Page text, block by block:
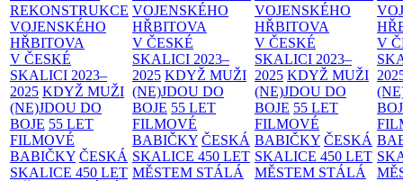
REKONSTRUKCE
VOJENSKÉHO
HŘBITOVA
V ČESKÉ
SKALICI 2023–
2025 KDYŽ MUŽI
(NE)JDOU DO
BOJE 55 LET
FILMOVÉ
BABIČKY ČESKÁ
SKALICE 450 LET
VOJENSKÉHO
HŘBITOVA
V ČESKÉ
SKALICI 2023–
2025 KDYŽ MUŽI
(NE)JDOU DO
BOJE 55 LET
FILMOVÉ
BABIČKY ČESKÁ
SKALICE 450 LET
MĚSTEM STÁLÁ
VOJENSKÉHO
HŘBITOVA
V ČESKÉ
SKALICI 2023–
2025 KDYŽ MUŽI
(NE)JDOU DO
BOJE 55 LET
FILMOVÉ
BABIČKY ČESKÁ
SKALICE 450 LET
MĚSTEM STÁLÁ
V